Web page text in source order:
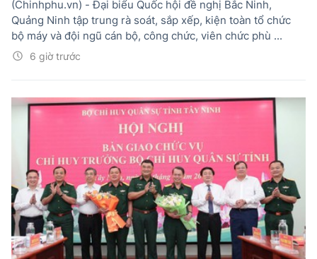
6 giờ trước
(Chinhphu.vn) - Đại biểu Quốc hội đề nghị Bắc Ninh,
Quảng Ninh tập trung rà soát, sắp xếp, kiện toàn tổ chức
bộ máy và đội ngũ cán bộ, công chức, viên chức phù ...